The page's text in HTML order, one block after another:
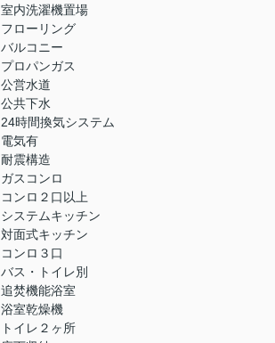
室内洗濯機置場
フローリング
バルコニー
プロパンガス
公営水道
公共下水
24時間換気システム
電気有
耐震構造
ガスコンロ
コンロ２口以上
システムキッチン
対面式キッチン
コンロ３口
バス・トイレ別
追焚機能浴室
浴室乾燥機
トイレ２ヶ所